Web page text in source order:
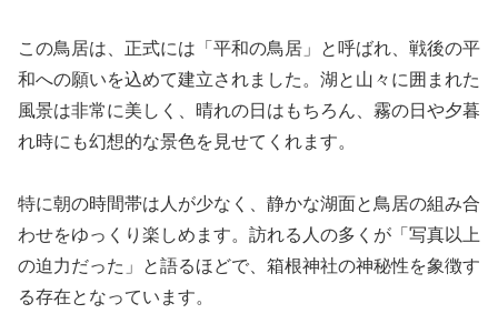
この鳥居は、正式には「平和の鳥居」と呼ばれ、戦後の平
和への願いを込めて建立されました。湖と山々に囲まれた
風景は非常に美しく、晴れの日はもちろん、霧の日や夕暮
れ時にも幻想的な景色を見せてくれます。
特に朝の時間帯は人が少なく、静かな湖面と鳥居の組み合
わせをゆっくり楽しめます。訪れる人の多くが「写真以上
の迫力だった」と語るほどで、箱根神社の神秘性を象徴す
る存在となっています。